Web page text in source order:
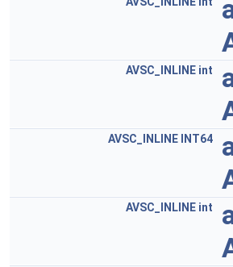
AVSC_INLINE int
AVSC_INLINE INT64
AVSC_INLINE int